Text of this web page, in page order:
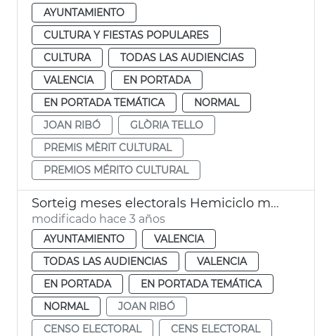
AYUNTAMIENTO
CULTURA Y FIESTAS POPULARES
CULTURA
TODAS LAS AUDIENCIAS
VALENCIA
EN PORTADA
EN PORTADA TEMÁTICA
NORMAL
JOAN RIBÓ
GLÒRIA TELLO
PREMIS MÈRIT CULTURAL
PREMIOS MÉRITO CULTURAL
Sorteig meses electorals Hemiciclo municipal
modificado hace 3 años
AYUNTAMIENTO
VALENCIA
TODAS LAS AUDIENCIAS
VALENCIA
EN PORTADA
EN PORTADA TEMÁTICA
NORMAL
JOAN RIBÓ
CENSO ELECTORAL
CENS ELECTORAL